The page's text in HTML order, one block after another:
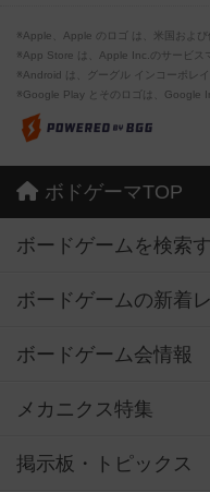
※Apple、Apple のロゴ は、米国およ
※App Store は、Apple Inc.のサービス
※Android は、グーグル インコーポレ
※Google Play とそのロゴは、Google
ボドゲーマTOP
ボードゲームを検索
ボードゲームの新着
ボードゲーム会情報
メカニクス特集
掲示板・トピックス